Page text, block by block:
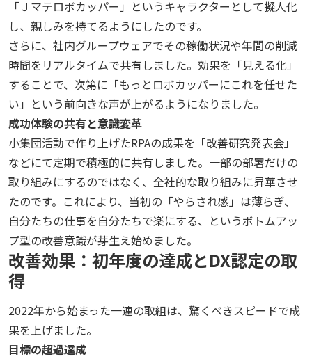
「Ｊマテロボカッパー」というキャラクターとして擬人化
し、親しみを持てるようにしたのです。
さらに、社内グループウェアでその稼働状況や年間の削減
時間をリアルタイムで共有しました。効果を「見える化」
することで、次第に「もっとロボカッパーにこれを任せた
い」という前向きな声が上がるようになりました。
成功体験の共有と意識変革
小集団活動で作り上げたRPAの成果を「改善研究発表会」
などにて定期で積極的に共有しました。一部の部署だけの
取り組みにするのではなく、全社的な取り組みに昇華させ
たのです。これにより、当初の「やらされ感」は薄らぎ、
自分たちの仕事を自分たちで楽にする、というボトムアッ
プ型の改善意識が芽生え始めました。
改善効果：初年度の達成とDX認定の取
得
2022年から始まった一連の取組は、驚くべきスピードで成
果を上げました。
目標の超過達成